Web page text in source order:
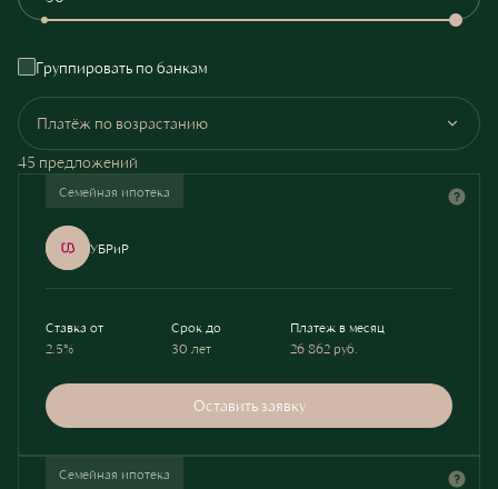
Группировать по банкам
Платёж по возрастанию
45 предложений
Семейная ипотека
УБРиР
Ставка от
2.5%
Срок до
30 лет
Платеж в месяц
26 862 руб.
Оставить заявку
Семейная ипотека